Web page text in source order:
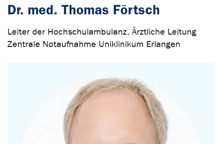
Dr. med. Thomas Förtsch
Leiter der Hochschulambulanz, Ärztliche Leitung
Zentrale Notaufnahme Uniklinikum Erlangen